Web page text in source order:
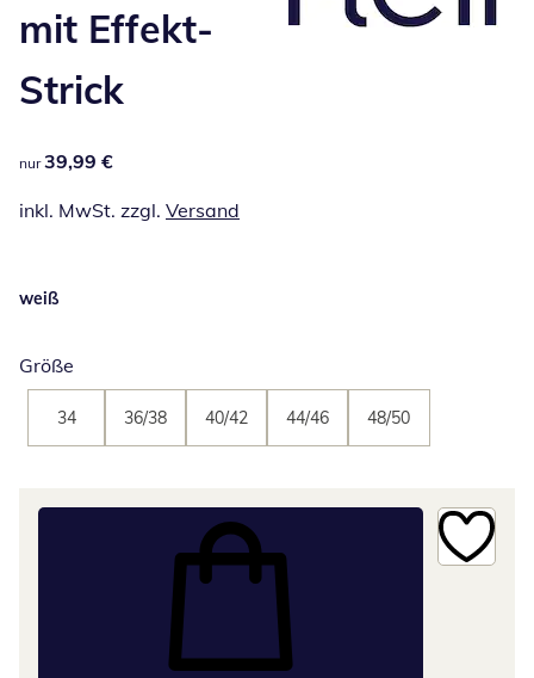
mit Effekt-
Strick
39,99 €
nur 39,99 €
inkl. MwSt. zzgl. Versand
weiß
Größe
34 36/38 40/42 44/46 48/50